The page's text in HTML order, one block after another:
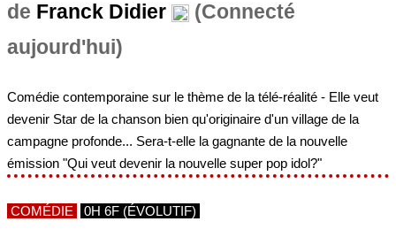
de Franck Didier
(Connecté
aujourd'hui)
Comédie contemporaine sur le thème de la télé-réalité - Elle veut
devenir Star de la chanson bien qu'originaire d'un village de la
campagne profonde... Sera-t-elle la gagnante de la nouvelle
émission "Qui veut devenir la nouvelle super pop idol?"
COMÉDIE 0H 6F (ÉVOLUTIF)